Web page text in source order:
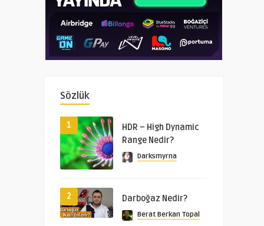
Sözlük
1
HDR – High Dynamic
Range Nedir?
Darksmyrna
2 Darboğaz Nedir?
Berat Berkan Topal